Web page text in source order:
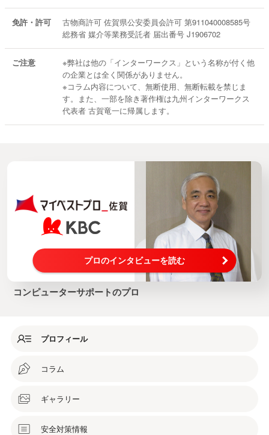
免許・許可
古物商許可 佐賀県公安委員会許可 第911040008585号
総務省 媒介等業務受託者 届出番号 J1906702
ご注意
※弊社は他の「インターワークス」という名称が付く他
の企業とは全く関係がありません。
※コラム内容について、無断使用、無断転載を禁じま
す。また、一部を除き著作権は九州インターワークス
代表者 古賀竜一に帰属します。
プロのインタビューを読む
コンピューターサポートのプロ
プロフィール
コラム
ギャラリー
安全対策情報